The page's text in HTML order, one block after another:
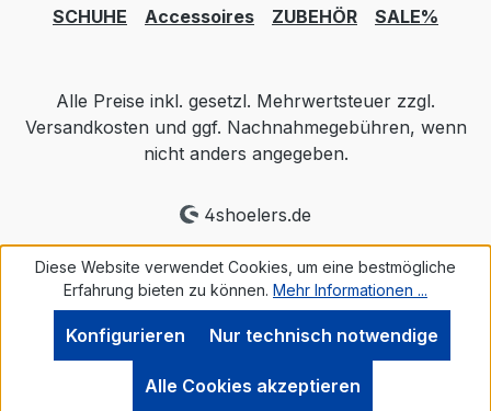
SCHUHE Accessoires ZUBEHÖR SALE%
Alle Preise inkl. gesetzl. Mehrwertsteuer zzgl.
Versandkosten und ggf. Nachnahmegebühren, wenn
nicht anders angegeben.
4shoelers.de
Diese Website verwendet Cookies, um eine bestmögliche
Erfahrung bieten zu können. Mehr Informationen ...
Nur technisch notwendige
Konfigurieren
Alle Cookies akzeptieren